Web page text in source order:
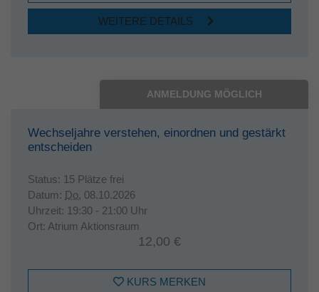
WEITERE DETAILS
ANMELDUNG MÖGLICH
Wechseljahre verstehen, einordnen und gestärkt
entscheiden
Status: 15 Plätze frei
Datum: Do. 08.10.2026
Uhrzeit: 19:30 - 21:00 Uhr
Ort: Atrium Aktionsraum
12,00 €
KURS MERKEN